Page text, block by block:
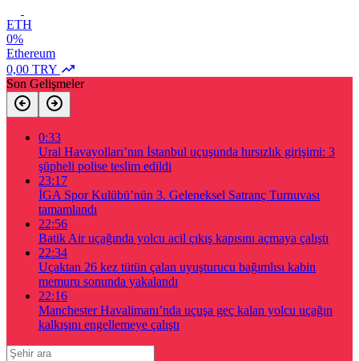
ETH
0%
Ethereum
0,00 TRY
Son Gelişmeler
0:33
Ural Havayolları’nın İstanbul uçuşunda hırsızlık girişimi: 3
şüpheli polise teslim edildi
23:17
İGA Spor Kulübü’nün 3. Geleneksel Satranç Turnuvası
tamamlandı
22:56
Batik Air uçağında yolcu acil çıkış kapısını açmaya çalıştı
22:34
Uçaktan 26 kez tütün çalan uyuşturucu bağımlısı kabin
memuru sonunda yakalandı
22:16
Manchester Havalimanı’nda uçuşa geç kalan yolcu uçağın
kalkışını engellemeye çalıştı